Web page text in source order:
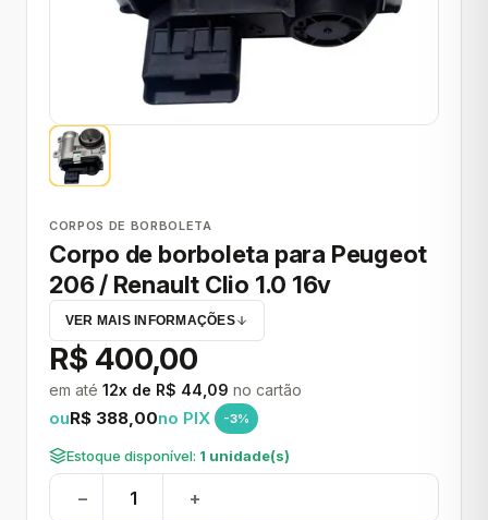
CORPOS DE BORBOLETA
Corpo de borboleta para Peugeot
206 / Renault Clio 1.0 16v
VER MAIS INFORMAÇÕES
R$ 400,00
em até 12x de R$ 44,09 no cartão
ouR$ 388,00no PIX -3%
Estoque disponível: 1 unidade(s)
− +